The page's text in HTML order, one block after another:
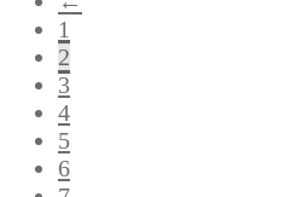
1
2
3
4
5
6